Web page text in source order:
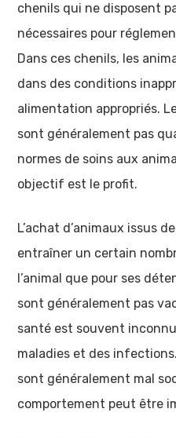
chenils qui ne disposent
nécessaires pour
Dans ces chenils, les
dans des conditions
alimentation appropriés.
sont généralement pas
normes de soins aux
objectif est le profit.
L’achat d’animaux issus
entraîner un certain
l’animal que pour ses
sont généralement pas
santé est souvent
maladies et des
sont généralement mal
comportement peut être